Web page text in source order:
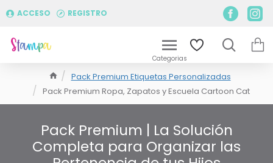
ACCESO REGISTRO
Pack Premium Etiquetas Personalizadas
Pack Premium Ropa, Zapatos y Escuela Cartoon Cat
Pack Premium | La Solución
Completa para Organizar las